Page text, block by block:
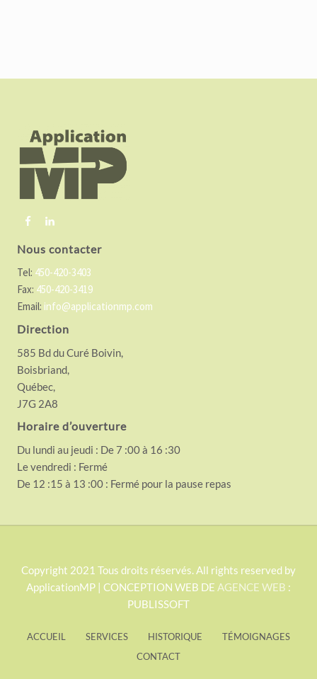
Nous contacter
Tel: 450-420-3403
Fax: 450-420-3419
Email: info@applicationmp.com
Direction
585 Bd du Curé Boivin,
Boisbriand,
Québec,
J7G 2A8
Horaire d’ouverture
Du lundi au jeudi : De 7 :00 à 16 :30
Le vendredi : Fermé
De 12 :15 à 13 :00 : Fermé pour la pause repas
S
Copyright 2021 Tous droits réservés. All rights reserved by
ApplicationMP | CONCEPTION WEB DE AGENCE WEB :
PUBLISSOFT
ACCUEIL SERVICES HISTORIQUE
TÉMOIGNAGES
CONTACT